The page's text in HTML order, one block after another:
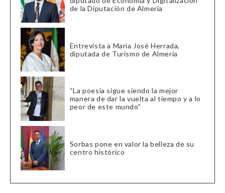
de la Diputación de Almería
Entrevista a María José Herrada,
diputada de Turismo de Almería
“La poesía sigue siendo la mejor
manera de dar la vuelta al tiempo y a lo
peor de este mundo”
Sorbas pone en valor la belleza de su
centro histórico